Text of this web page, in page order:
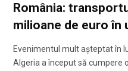
România:
milioane de euro în
Evenimentul mult așteptat în
Algeria a început să cumpere